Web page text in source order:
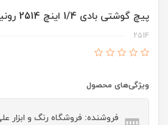
پیچ گوشتی بادی 1/4 اینچ 2514 رونیکس
2514
ویژگی‌های محصول
فروشنده: فروشگاه رنگ و ابزار